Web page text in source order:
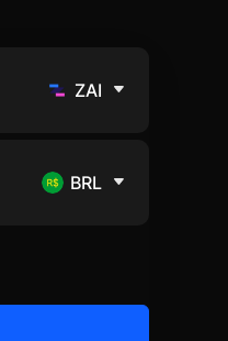
ZAI
BRL